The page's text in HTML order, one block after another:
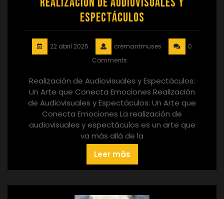
Espectáculos
22 abril 2025 cremantmuses
0
Comments
Realización de Audiovisuales y Espectáculos:
Un Arte que Conecta Emociones Realización
de Audiovisuales y Espectáculos: Un Arte que
Conecta Emociones La realización de
audiovisuales y espectáculos es un arte que
va más allá de la
Leer más